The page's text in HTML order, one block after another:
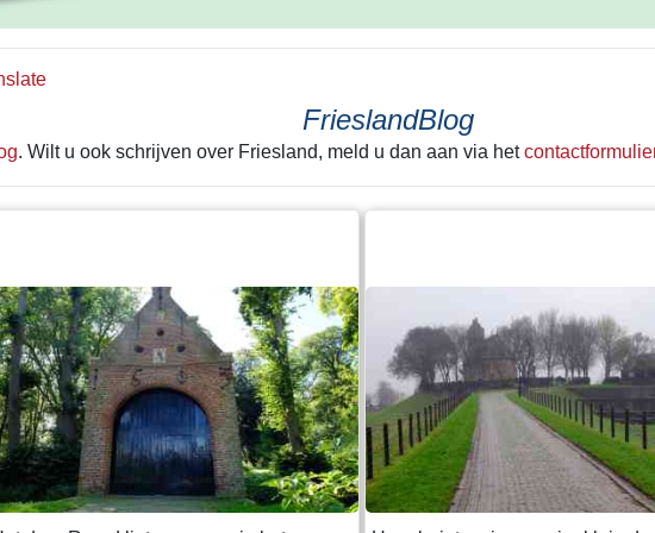
FrieslandBlog
. Wilt u ook schrijven over Friesland, meld u dan aan via het